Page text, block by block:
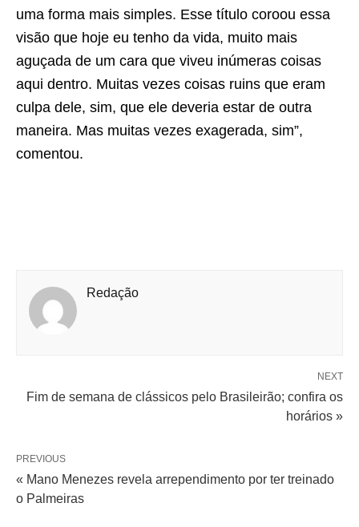
uma forma mais simples. Esse título coroou essa
visão que hoje eu tenho da vida, muito mais
aguçada de um cara que viveu inúmeras coisas
aqui dentro. Muitas vezes coisas ruins que eram
culpa dele, sim, que ele deveria estar de outra
maneira. Mas muitas vezes exagerada, sim”,
comentou.
Redação
NEXT
Fim de semana de clássicos pelo Brasileirão; confira os
horários »
PREVIOUS
« Mano Menezes revela arrependimento por ter treinado
o Palmeiras